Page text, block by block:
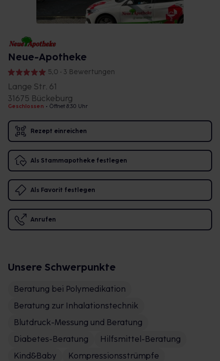
Neue-Apotheke
5,0 • 3 Bewertungen
Lange Str. 61
31675 Bückeburg
Geschlossen • Öffnet 8:30 Uhr
Rezept einreichen
Als Stammapotheke festlegen
Als Favorit festlegen
Anrufen
Unsere Schwerpunkte
Beratung bei Polymedikation
Beratung zur Inhalationstechnik
Blutdruck-Messung und Beratung
Diabetes-Beratung
Hilfsmittel-Beratung
Kind&Baby
Kompressionsstrümpfe